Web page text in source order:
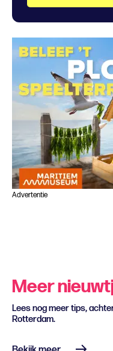
Advertentie
Meer
Lees nog meer tips,
Rotterdam.